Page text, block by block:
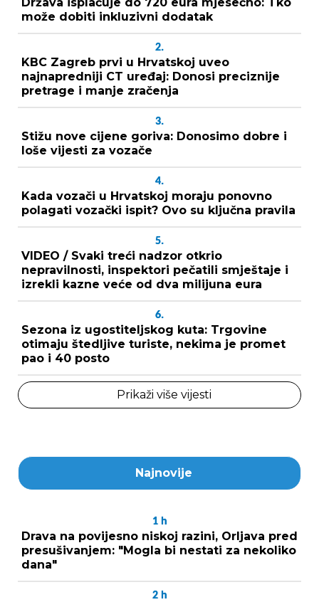
može dobiti inkluzivni dodatak
2.
KBC Zagreb prvi u Hrvatskoj uveo
najnapredniji CT uređaj: Donosi preciznije
pretrage i manje zračenja
3.
Stižu nove cijene goriva: Donosimo dobre i
loše vijesti za vozače
4.
Kada vozači u Hrvatskoj moraju ponovno
polagati vozački ispit? Ovo su ključna pravila
5.
VIDEO / Svaki treći nadzor otkrio
nepravilnosti, inspektori pečatili smještaje i
izrekli kazne veće od dva milijuna eura
6.
Sezona iz ugostiteljskog kuta: Trgovine
otimaju štedljive turiste, nekima je promet
pao i 40 posto
Prikaži više vijesti
Najnovije
1 h
Drava na povijesno niskoj razini, Orljava pred
presušivanjem: "Mogla bi nestati za nekoliko
dana"
2 h